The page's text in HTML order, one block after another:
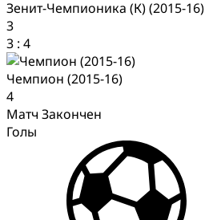
Зенит-Чемпионика (К) (2015-16)
3
3 : 4
Чемпион (2015-16)
4
Матч Закончен
Голы